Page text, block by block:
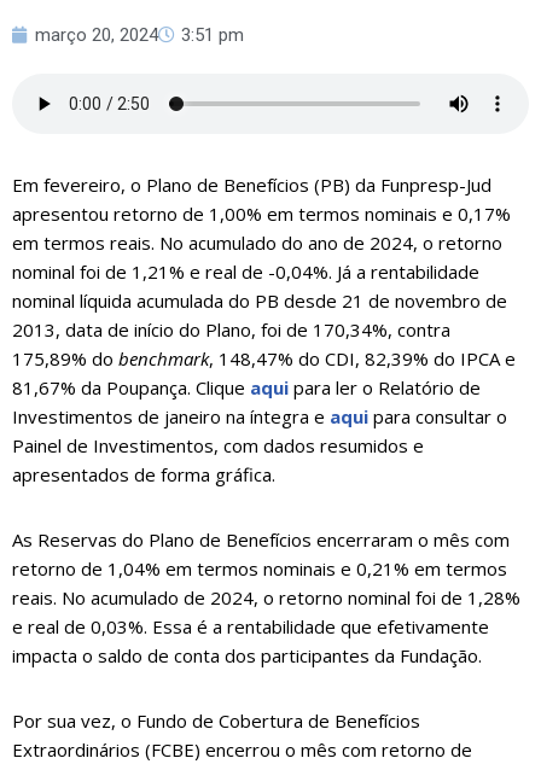
março 20, 2024 3:51 pm
Em fevereiro, o Plano de Benefícios (PB) da Funpresp-Jud
apresentou retorno de 1,00% em termos nominais e 0,17%
em termos reais. No acumulado do ano de 2024, o retorno
nominal foi de 1,21% e real de -0,04%. Já a rentabilidade
nominal líquida acumulada do PB desde 21 de novembro de
2013, data de início do Plano, foi de 170,34%, contra
175,89% do benchmark, 148,47% do CDI, 82,39% do IPCA e
81,67% da Poupança. Clique aqui para ler o Relatório de
Investimentos de janeiro na íntegra e aqui para consultar o
Painel de Investimentos, com dados resumidos e
apresentados de forma gráfica.
As Reservas do Plano de Benefícios encerraram o mês com
retorno de 1,04% em termos nominais e 0,21% em termos
reais. No acumulado de 2024, o retorno nominal foi de 1,28%
e real de 0,03%. Essa é a rentabilidade que efetivamente
impacta o saldo de conta dos participantes da Fundação.
Por sua vez, o Fundo de Cobertura de Benefícios
Extraordinários (FCBE) encerrou o mês com retorno de